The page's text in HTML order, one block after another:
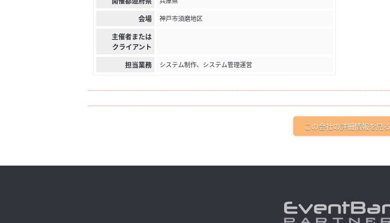
会場 神戸市須磨地区
主催者または
クライアント
担当業務
システム制作、システム管理運営
この会社の詳細情報を見る